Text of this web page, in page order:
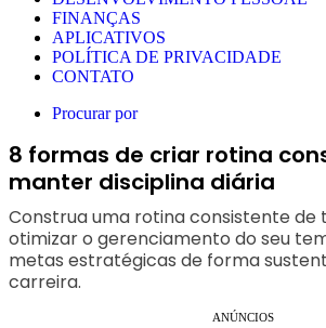
FINANÇAS
APLICATIVOS
POLÍTICA DE PRIVACIDADE
CONTATO
Procurar por
8 formas de criar rotina
manter disciplina diária
Construa uma rotina consistente
otimizar o gerenciamento do seu
metas estratégicas de forma
carreira.
ANÚNCIOS